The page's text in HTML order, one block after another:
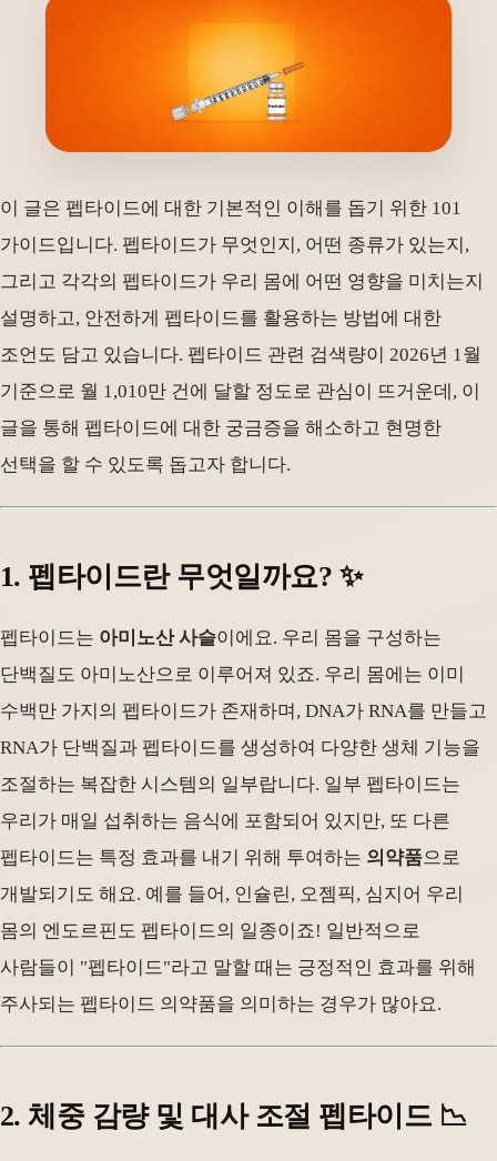
이 글은 펩타이드에 대한 기본적인 이해를 돕기 위한 101
가이드입니다. 펩타이드가 무엇인지, 어떤 종류가 있는지,
그리고 각각의 펩타이드가 우리 몸에 어떤 영향을 미치는지
설명하고, 안전하게 펩타이드를 활용하는 방법에 대한
조언도 담고 있습니다. 펩타이드 관련 검색량이 2026년 1월
기준으로 월 1,010만 건에 달할 정도로 관심이 뜨거운데, 이
글을 통해 펩타이드에 대한 궁금증을 해소하고 현명한
선택을 할 수 있도록 돕고자 합니다.
1. 펩타이드란 무엇일까요? ✨
펩타이드는 아미노산 사슬이에요. 우리 몸을 구성하는
단백질도 아미노산으로 이루어져 있죠. 우리 몸에는 이미
수백만 가지의 펩타이드가 존재하며, DNA가 RNA를 만들고
RNA가 단백질과 펩타이드를 생성하여 다양한 생체 기능을
조절하는 복잡한 시스템의 일부랍니다. 일부 펩타이드는
우리가 매일 섭취하는 음식에 포함되어 있지만, 또 다른
펩타이드는 특정 효과를 내기 위해 투여하는 의약품으로
개발되기도 해요. 예를 들어, 인슐린, 오젬픽, 심지어 우리
몸의 엔도르핀도 펩타이드의 일종이죠! 일반적으로
사람들이 "펩타이드"라고 말할 때는 긍정적인 효과를 위해
주사되는 펩타이드 의약품을 의미하는 경우가 많아요.
2. 체중 감량 및 대사 조절 펩타이드 📉